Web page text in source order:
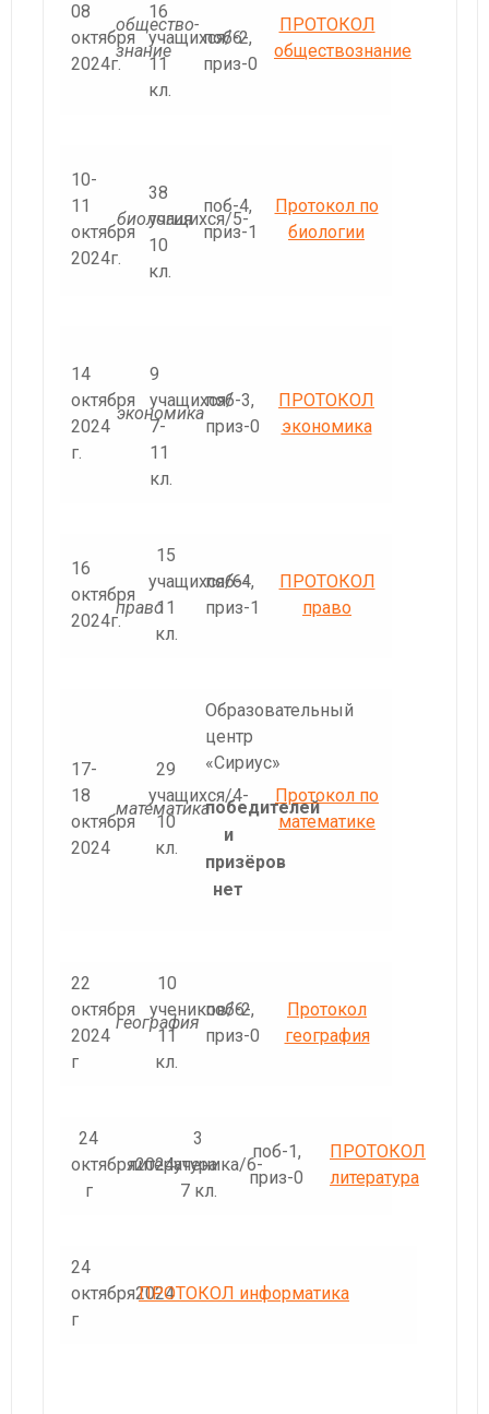
08
октября
2024г.
общество-
знание
16
учащихся/6-
11
кл.
поб-2,
приз-0
ПРОТОКОЛ
обществознание
10-
11
октября
2024г.
биология
38
учащихся/5-
10
кл.
поб-4,
приз-1
Протокол по
биологии
14
октября
2024
г.
экономика
9
учащихся/
7-
11
кл.
поб-3,
приз-0
ПРОТОКОЛ
экономика
16
октября
2024г.
право
15
учащихся/6-
11
кл.
поб-4,
приз-1
ПРОТОКОЛ
право
17-
18
октября
2024
математика
29
учащихся/4-
10
кл.
Образовательный
центр
«Сириус»
победителей
и
призёров
нет
Протокол по
математике
22
октября
2024
г
география
10
учеников/6-
11
кл.
поб-2,
приз-0
Протокол
география
24
октября2024
г
литература
3
ученика/6-
7 кл.
поб-1,
приз-0
ПРОТОКОЛ
литература
24
октября2024
г
ПРОТОКОЛ информатика